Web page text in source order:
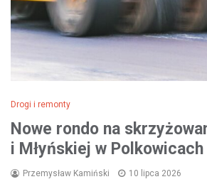
Drogi i remonty
Nowe rondo na
i Młyńskiej w Polkowicach
Przemysław Kamiński 10 lipca 2026